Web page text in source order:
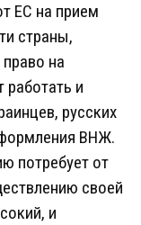
ЕС на прием
страны,
на
работать и
русских
ВНЖ.
потребует от
своей
и